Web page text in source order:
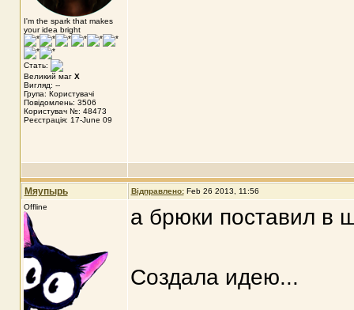
I'm the spark that makes
your idea bright
Стать:
Великий маг X
Вигляд: --
Група: Користувачі
Повідомлень: 3506
Користувач №: 48473
Реєстрація: 17-June 09
Мяупырь Відправлено: Feb 26 2013, 11:56
Offline
а брюки поставил в
Создала идею...